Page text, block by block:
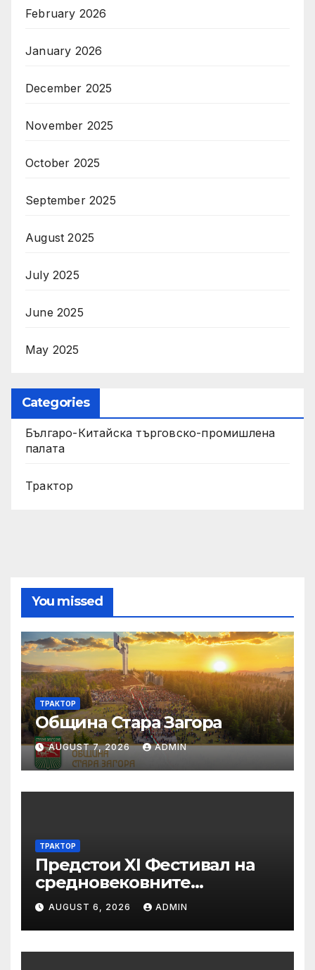
February 2026
January 2026
December 2025
November 2025
October 2025
September 2025
August 2025
July 2025
June 2025
May 2025
Categories
Българо-Китайска търговско-промишлена
палата
Трактор
You missed
ТРАКТОР
Община Стара Загора
AUGUST 7, 2026 ADMIN
ТРАКТОР
Предстои XI Фестивал на
средновековните
традиции, бит и култура
„Калето
AUGUST 6, 2026 ADMIN